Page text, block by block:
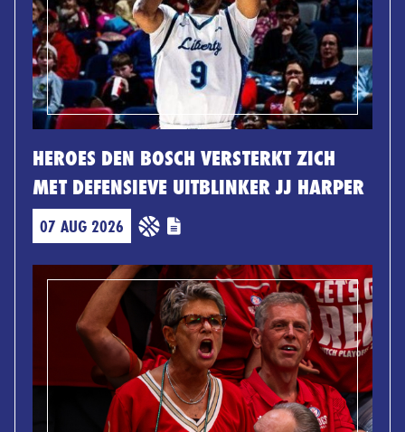
HEROES DEN BOSCH VERSTERKT ZICH
MET DEFENSIEVE UITBLINKER JJ HARPER
07 AUG 2026